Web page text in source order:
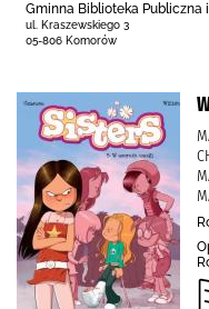
Gminna Biblioteka Publiczna
ul. Kraszewskiego 3
05-806 Komorów